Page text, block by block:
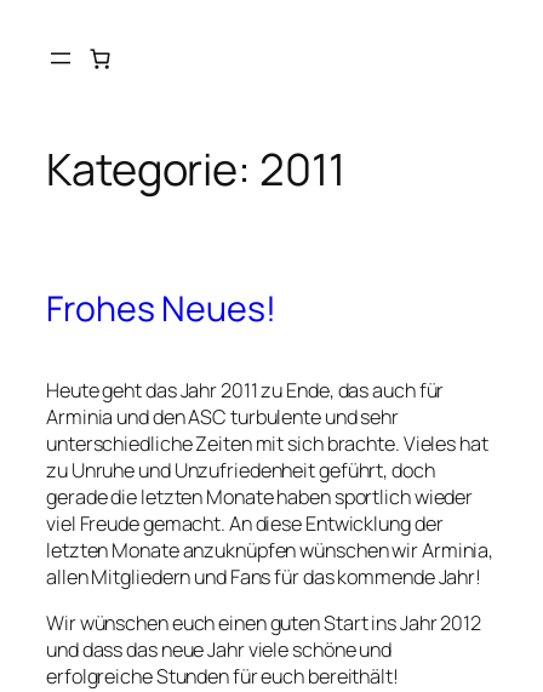
Kategorie: 2011
Frohes Neues!
Heute geht das Jahr 2011 zu Ende, das auch für
Arminia und den ASC turbulente und sehr
unterschiedliche Zeiten mit sich brachte. Vieles hat
zu Unruhe und Unzufriedenheit geführt, doch
gerade die letzten Monate haben sportlich wieder
viel Freude gemacht. An diese Entwicklung der
letzten Monate anzuknüpfen wünschen wir Arminia,
allen Mitgliedern und Fans für das kommende Jahr!
Wir wünschen euch einen guten Start ins Jahr 2012
und dass das neue Jahr viele schöne und
erfolgreiche Stunden für euch bereithält!